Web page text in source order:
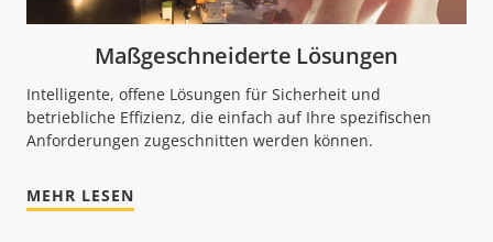
Maßgeschneiderte Lösungen
Intelligente, offene Lösungen für Sicherheit und
betriebliche Effizienz, die einfach auf Ihre spezifischen
Anforderungen zugeschnitten werden können.
MEHR LESEN